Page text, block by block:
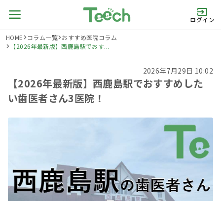
ログイン
HOME コラム一覧 おすすめ医院コラム
【2026年最新版】西鹿島駅でおす...
2026年7月29日 10:02
【2026年最新版】西鹿島駅でおすすめした
い歯医者さん3医院！